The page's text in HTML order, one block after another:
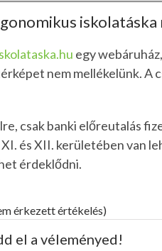
egy
nem mellékelünk. A
csak banki előreutalás
és XII. kerületében van
érdeklődni.
érkezett értékelés)
el a véleményed!